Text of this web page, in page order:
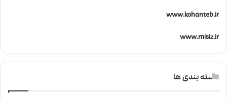
www.kohanteb.ir
www.misiz.ir
دسته بندی ها